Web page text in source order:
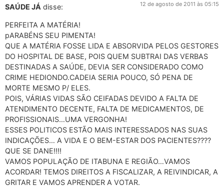
SAÚDE JÁ disse: 12 de agosto de 2011 às 05:15
PERFEITA A MATÉRIA!
pARABÉNS SEU PIMENTA!
QUE A MATÉRIA FOSSE LIDA E ABSORVIDA PELOS GESTORES
DO HOSPITAL DE BASE, POIS QUEM SUBTRAI DAS VERBAS
DESTINADAS A SAÚDE, DEVIA SER CONSIDERADO COMO
CRIME HEDIONDO.CADEIA SERIA POUCO, SÓ PENA DE
MORTE MESMO P/ ELES.
POIS, VÁRIAS VIDAS SÃO CEIFADAS DEVIDO A FALTA DE
ATENDIMENTO DECENTE, FALTA DE MEDICAMENTOS, DE
PROFISSIONAIS…UMA VERGONHA!
ESSES POLITICOS ESTÃO MAIS INTERESSADOS NAS SUAS
INDICAÇÕES… A VIDA E O BEM-ESTAR DOS PACIENTES????
QUE SE DANE!!!!
VAMOS POPULAÇÃO DE ITABUNA E REGIÃO…VAMOS
ACORDAR! TEMOS DIREITOS A FISCALIZAR, A REIVINDICAR, A
GRITAR E VAMOS APRENDER A VOTAR.